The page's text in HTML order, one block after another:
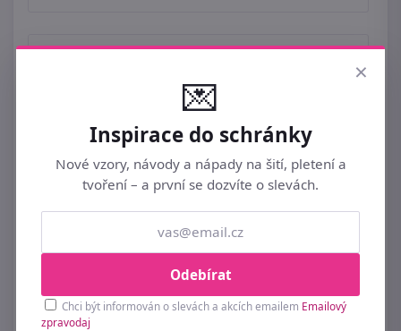
×
💌
Inspirace do schránky
Nové vzory, návody a nápady na šití, pletení a
tvoření – a první se dozvíte o slevách.
Odebírat
Chci být informován o slevách a akcích emailem Emailový
zpravodaj